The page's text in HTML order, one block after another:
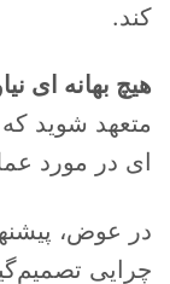
کند.
هیچ بهانه ای
متعهد شوید که
ای در مورد
در عوض،
چرایی